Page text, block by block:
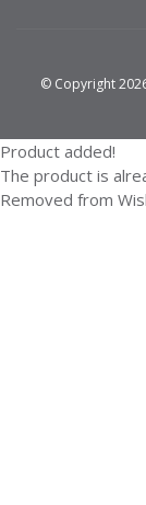
© Copyright
Product added!
The product is
Removed from